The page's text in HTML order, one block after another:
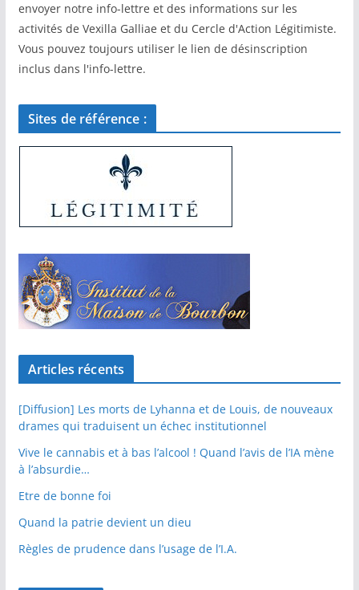
envoyer notre info-lettre et des informations sur les
activités de Vexilla Galliae et du Cercle d'Action Légitimiste.
Vous pouvez toujours utiliser le lien de désinscription
inclus dans l'info-lettre.
Sites de référence :
Articles récents
[Diffusion] Les morts de Lyhanna et de Louis, de nouveaux
drames qui traduisent un échec institutionnel
Vive le cannabis et à bas l’alcool ! Quand l’avis de l’IA mène
à l’absurdie…
Etre de bonne foi
Quand la patrie devient un dieu
Règles de prudence dans l’usage de l’I.A.